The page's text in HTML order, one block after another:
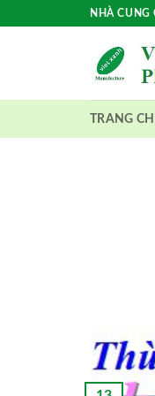
NHÀ CUNG
TRANG